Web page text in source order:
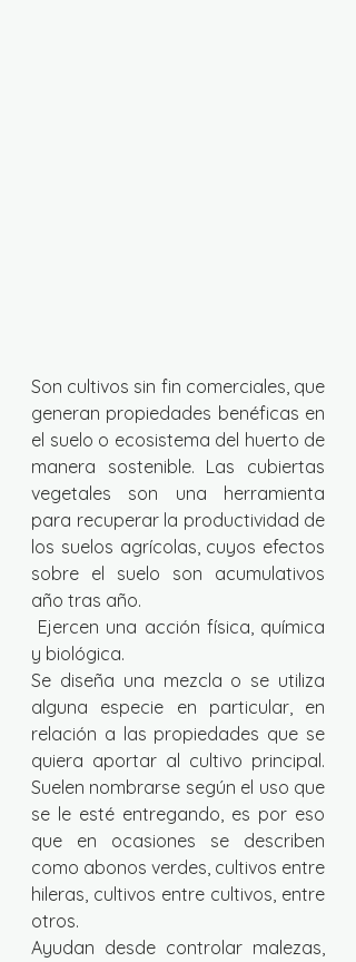
Son cultivos sin fin comerciales, que
generan propiedades benéficas en
el suelo o ecosistema del huerto de
manera sostenible. Las cubiertas
vegetales son una herramienta
para recuperar la productividad de
los suelos agrícolas, cuyos efectos
sobre el suelo son acumulativos
año tras año.
y biológica.
Se diseña una mezcla o se utiliza
alguna especie en particular, en
relación a las propiedades que se
quiera aportar al cultivo principal.
Suelen nombrarse según el uso que
se le esté entregando, es por eso
que en ocasiones se describen
como abonos verdes, cultivos entre
hileras, cultivos entre cultivos, entre
otros.
Ayudan desde controlar malezas,